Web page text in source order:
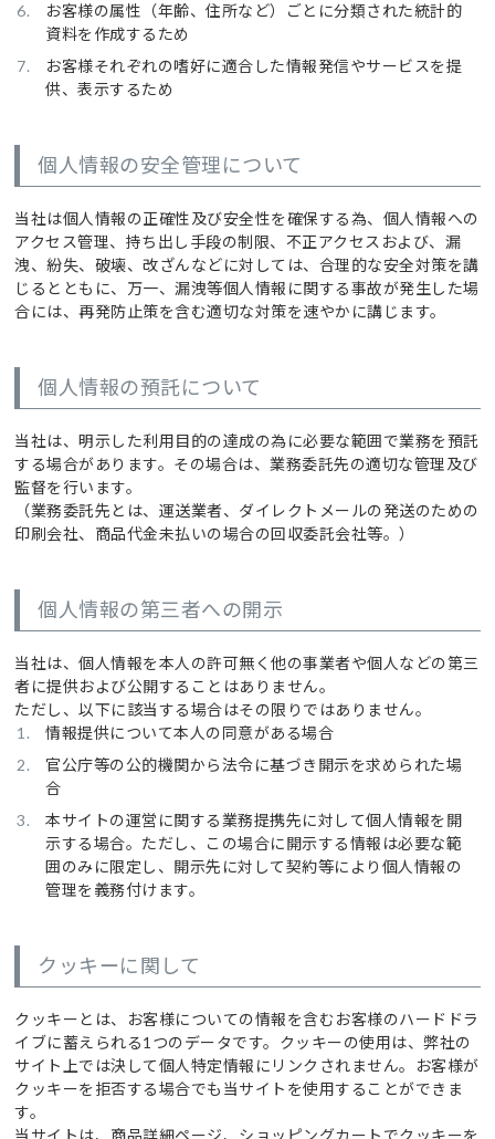
お客様の属性（年齢、住所など）ごとに分類された統計的
資料を作成するため
お客様それぞれの嗜好に適合した情報発信やサービスを提
供、表示するため
個人情報の安全管理について
当社は個人情報の正確性及び安全性を確保する為、個人情報への
アクセス管理、持ち出し手段の制限、不正アクセスおよび、漏
洩、紛失、破壊、改ざんなどに対しては、合理的な安全対策を講
じるとともに、万一、漏洩等個人情報に関する事故が発生した場
合には、再発防止策を含む適切な対策を速やかに講じます。
個人情報の預託について
当社は、明示した利用目的の達成の為に必要な範囲で業務を預託
する場合があります。その場合は、業務委託先の適切な管理及び
監督を行います。
（業務委託先とは、運送業者、ダイレクトメールの発送のための
印刷会社、商品代金未払いの場合の回収委託会社等。）
個人情報の第三者への開示
当社は、個人情報を本人の許可無く他の事業者や個人などの第三
者に提供および公開することはありません。
ただし、以下に該当する場合はその限りではありません。
情報提供について本人の同意がある場合
官公庁等の公的機関から法令に基づき開示を求められた場
合
本サイトの運営に関する業務提携先に対して個人情報を開
示する場合。ただし、この場合に開示する情報は必要な範
囲のみに限定し、開示先に対して契約等により個人情報の
管理を義務付けます。
クッキーに関して
クッキーとは、お客様についての情報を含むお客様のハードドラ
イブに蓄えられる1つのデータです。クッキーの使用は、弊社の
サイト上では決して個人特定情報にリンクされません。お客様が
クッキーを拒否する場合でも当サイトを使用することができま
す。